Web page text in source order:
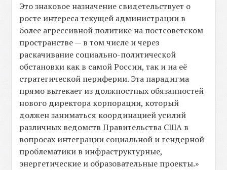
Это знаковое назначение свидетельствует о
росте интереса текущей администрации в
более агрессивной политике на постсоветском
пространстве — в том числе и через
раскачивание социально-политической
обстановки как в самой России, так и на её
стратегической периферии. Эта парадигма
прямо вытекает из должностных обязанностей
нового директора корпорации, который
должен заниматься координацией усилий
различных ведомств Правительства США в
вопросах интеграции социальной и гендерной
проблематики в инфраструктурные,
энергетические и образовательные проекты.»